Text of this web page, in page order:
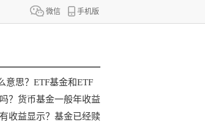
微信 手机版
意思？ETF基金和ETF
？货币基金一般年收益
收益显示？基金已经赎